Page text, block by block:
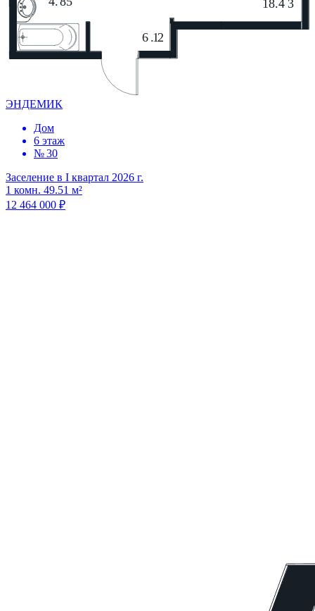
ЭНДЕМИК
Дом
6 этаж
№ 30
Заселение в I квартал 2026 г.
1 комн. 49.51 м²
12 464 000 ₽